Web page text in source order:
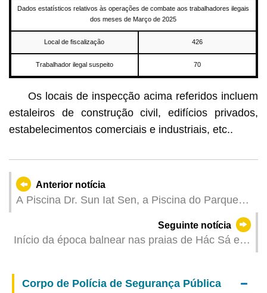
Dados estatísticos relativos às operações de combate aos trabalhadores ilegais
dos meses de Março de 2025
Local de fiscalização 426
Trabalhador ilegal suspeito 70
Os locais de inspecção acima referidos incluem
estaleiros de construção civil, edifícios privados,
estabelecimentos comerciais e industriais, etc..
Anterior notícia
A Piscina Dr. Sun Iat Sen, a Piscina do Parque
Central da Taipa, a Piscina do Parque de Hác-Sá
e a Piscina de Cheoc-Van, vão reabrir ao público
a partir de 1 de Maio
Seguinte notícia
Início da época balnear nas praias de Hác Sá e
Corpo de Polícia de Segurança Pública